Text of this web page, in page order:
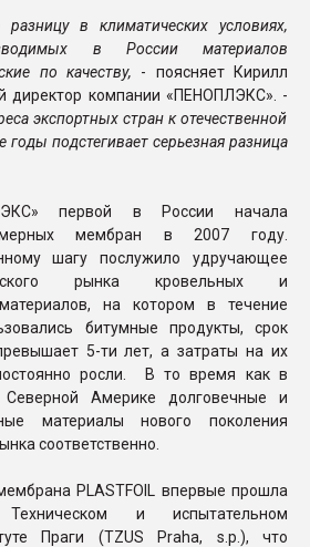
разницу в климатических условиях,
в России материалов
по качеству, - поясняет Кирилл
директор компании «ПЕНОПЛЭКС». -
экспортных стран к отечественной
годы подстегивает серьезная разница
первой в России начала
мембран в 2007 году.
шагу послужило удручающее
рынка кровельных и
на котором в течение
битумные продукты, срок
5-ти лет, а затраты на их
росли. В то время как в
Америке долговечные и
материалы нового поколения
соответственно.
PLASTFOIL впервые прошла
и испытательном
Праги (TZUS Praha, s.p.), что